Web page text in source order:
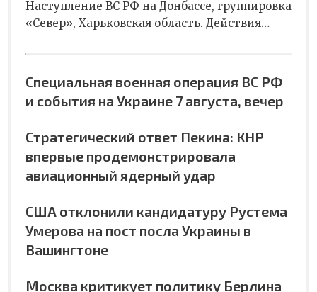
Наступление ВС РФ на Донбассе, группировка
«Север», Харьковская область. Действия…
Специальная военная операция ВС РФ
и события на Украине 7 августа, вечер
Стратегический ответ Пекина: КНР
впервые продемонстрировала
авиационный ядерный удар
США отклонили кандидатуру Рустема
Умерова на пост посла Украины в
Вашингтоне
Москва критикует политику Берлина